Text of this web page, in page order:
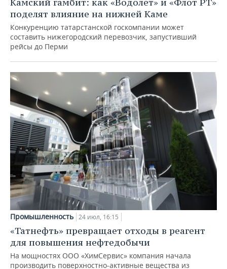
Камский гамбит: как «Водолет» и «Флот РТ»
поделят влияние на нижней Каме
Конкуренцию татарстанской госкомпании может
составить нижегородский перевозчик, запустивший
рейсы до Перми
Промышленность 24 июл, 16:15
«Татнефть» превращает отходы в реагент
для повышения нефтедобычи
На мощностях ООО «ХимСервис» компания начала
производить поверхностно-активные вещества из